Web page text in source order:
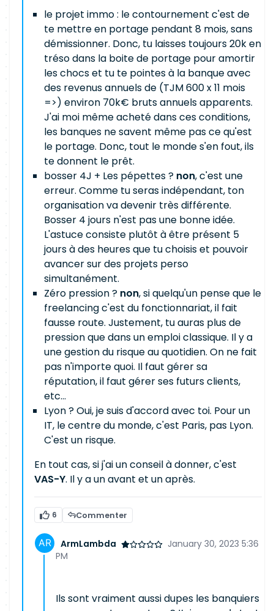
le projet immo : le contournement c'est de
te mettre en portage pendant 8 mois, sans
démissionner. Donc, tu laisses toujours 20k en
tréso dans la boite de portage pour amortir
les chocs et tu te pointes à la banque avec
des revenus annuels de (TJM 600 x 11 mois
=>) environ 70k€ bruts annuels apparents.
J'ai moi même acheté dans ces conditions,
les banques ne savent même pas ce qu'est
le portage. Donc, tout le monde s'en fout, ils
te donnent le prêt.
bosser 4J + Les pépettes ? non, c'est une
erreur. Comme tu seras indépendant, ton
organisation va devenir très différente.
Bosser 4 jours n'est pas une bonne idée.
L'astuce consiste plutôt à être présent 5
jours à des heures que tu choisis et pouvoir
avancer sur des projets perso
simultanément.
Zéro pression ? non, si quelqu'un pense que le
freelancing c'est du fonctionnariat, il fait
fausse route. Justement, tu auras plus de
pression que dans un emploi classique. Il y a
une gestion du risque au quotidien. On ne fait
pas n'importe quoi. Il faut gérer sa
réputation, il faut gérer ses futurs clients,
etc...
Lyon ? Oui, je suis d'accord avec toi. Pour un
IT, le centre du monde, c'est Paris, pas Lyon.
C'est un risque.
En tout cas, si j'ai un conseil à donner, c'est
VAS-Y. Il y a un avant et un après.
6 Commenter
ArmLambda
January 30, 2023 5:36
PM
Ils sont vraiment aussi dupes les banquiers